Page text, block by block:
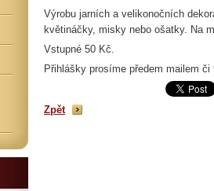
Výrobu jarních a velikonočních
květináčky, misky nebo ošatky. Na
Vstupné 50 Kč.
Přihlášky prosíme předem mailem či
Zpět